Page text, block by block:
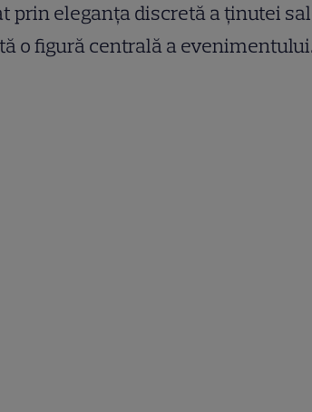
prin eleganța discretă a ținutei
o figură centrală a